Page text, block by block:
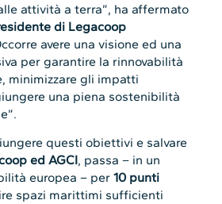
attività a terra”, ha affermato
di Legacoop
avere una visione ed una
per garantire la rinnovabilità
minimizzare gli impatti
una piena sostenibilità
questi obiettivi e salvare
ed AGCI, passa – in un
europea – per10 punti
spazi marittimi sufficienti